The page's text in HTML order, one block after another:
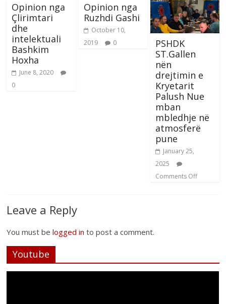
Opinion nga
Çlirimtari
dhe
intelektuali
Bashkim
Hoxha
June 8, 2020
0
Opinion nga
Ruzhdi Gashi
October 10,
2019
0
PSHDK
ST.Gallen
nën
drejtimin e
Kryetarit
Palush Nue
mban
mbledhje në
atmosferë
pune
January 25,
2025
Comments Off
Leave a Reply
You must belogged in to post a comment.
Youtube